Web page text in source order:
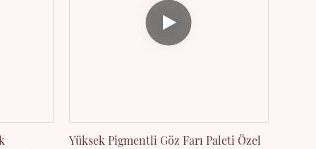
yelpazesini bağımsız olarak geliştirme ve
üretme yeteneğine sahiptir. Yeni çıkan
ürünümüz olan Göz Farı ile
Yüksek Pigmentli Göz Farı Paleti Özel